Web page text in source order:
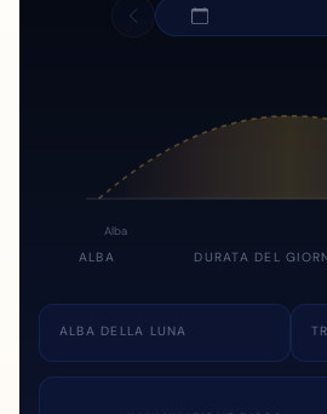
Alba
ALBA DURATA DEL
ALBA DELLA LUNA